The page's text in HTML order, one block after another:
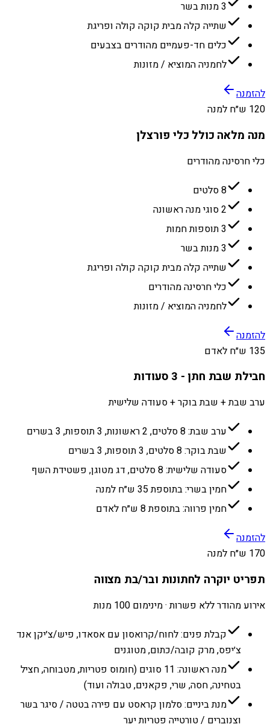
3 מנות בשר
שתייה קלה מבית קוקה קולה ופריגת
כלים חד-פעמיים מהודרים בצבעים
לחמניה המוציא / מזונות
להזמנה
120 ש״ח למנה
מנה מלאה כולל כלי פורצלן
כלי חרסינה מהודרים
8 סלטים
2 סוגי מנה ראשונה
3 תוספות חמות
3 מנות בשר
שתייה קלה מבית קוקה קולה ופריגת
כלי חרסינה מהודרים
לחמניה המוציא / מזונות
להזמנה
135 ש״ח לאדם
חבילת שבת חתן - 3 סעודות
ערב שבת + שבת בוקר + סעודה שלישית
ערב שבת: 8 סלטים, 2 ראשונות, 3 תוספות, 3 בשרים
שבת בוקר: 8 סלטים, 3 תוספות, 3 בשרים
סעודה שלישית: 8 סלטים, דג מטוגן, פשטידת השף
חמין בשרי: בתוספת 35 ש״ח למנה
חמין פרווה: בתוספת 8 ש״ח לאדם
להזמנה
170 ש״ח למנה
תפריט יוקרה לחתונות ובר/בת מצווה
אירוע מהודר ללא פשרות · מינימום 100 מנות
קבלת פנים: לחוח/קרואסון עם אסאדו, פיש/צ׳יקן אנד
צ׳יפס, מרק קובה/כתום, מטוגנים
מנה ראשונה: 11 סוגים (חומוס פטריות, מטבוחה, חציל
בטחינה, חסה, שרי, פקאנים, טבולה ועוד)
מנת ביניים: סלמון קראסט עם פירה בטטה / סיגר בשר
וצנוברים / טורטייה פטריות יער